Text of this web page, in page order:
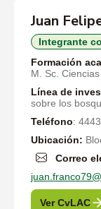
Juan
Integrante
Formación
M. Sc.
Línea de
sobre los
Teléfono:
Ubicación:
Correo
Ver CvLAC